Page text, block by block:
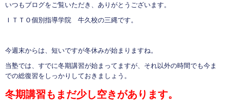
いつもブログをご覧いただき、ありがとうございます。
ＩＴＴＯ個別指導学院 牛久校の三縄です。
今週末からは、短いですが冬休みが始まりますね。
当塾では、すでに冬期講習が始まってますが、それ以外の時間でも今ま
での総復習をしっかりしておきましょう。
冬期講習もまだ少し空きがあります。